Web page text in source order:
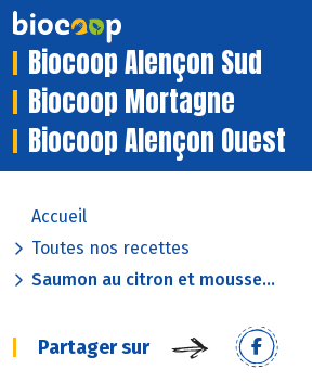
Biocoop Alençon Sud
Biocoop Mortagne
Biocoop Alençon Ouest
Accueil
Toutes nos recettes
Saumon au citron et mousse...
Partager sur